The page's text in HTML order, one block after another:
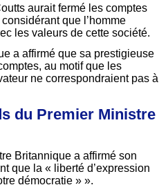
aurait fermé les comptes
que l’homme
les valeurs de cette société.
a affirmé que sa prestigieuse
au motif que les
ne correspondraient pas à
du Premier Ministre
Britannique a affirmé son
que la « liberté d’expression
démocratie » ».